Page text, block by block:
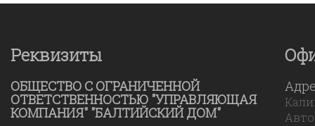
Реквизиты
ОБЩЕСТВО С ОГРАНИЧЕННОЙ
ОТВЕТСТВЕННОСТЬЮ "УПРАВЛЯЮЩАЯ
КОМПАНИЯ" "БАЛТИЙСКИЙ ДОМ"